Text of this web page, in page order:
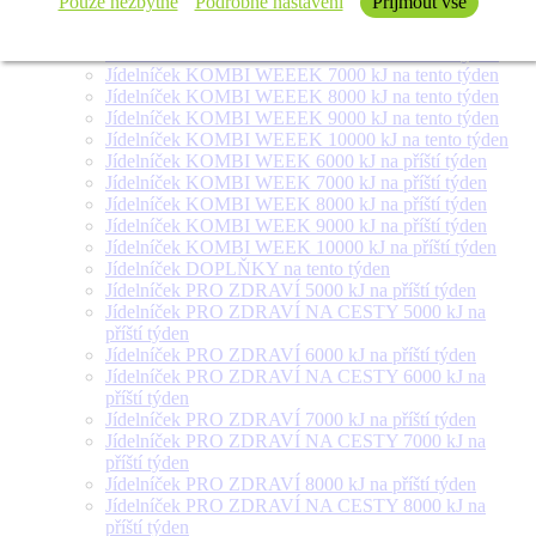
týden
Jídelníček KOMBI WEEEK 7000 kJ na tento týden
Jídelníček KOMBI WEEEK 8000 kJ na tento týden
Jídelníček KOMBI WEEEK 9000 kJ na tento týden
Jídelníček KOMBI WEEEK 10000 kJ na tento týden
Jídelníček KOMBI WEEK 6000 kJ na příští týden
Jídelníček KOMBI WEEK 7000 kJ na příští týden
Jídelníček KOMBI WEEK 8000 kJ na příští týden
Jídelníček KOMBI WEEK 9000 kJ na příští týden
Jídelníček KOMBI WEEK 10000 kJ na příští týden
Jídelníček DOPLŇKY na tento týden
Jídelníček PRO ZDRAVÍ 5000 kJ na příští týden
Jídelníček PRO ZDRAVÍ NA CESTY 5000 kJ na
příští týden
Jídelníček PRO ZDRAVÍ 6000 kJ na příští týden
Jídelníček PRO ZDRAVÍ NA CESTY 6000 kJ na
příští týden
Jídelníček PRO ZDRAVÍ 7000 kJ na příští týden
Jídelníček PRO ZDRAVÍ NA CESTY 7000 kJ na
příští týden
Jídelníček PRO ZDRAVÍ 8000 kJ na příští týden
Jídelníček PRO ZDRAVÍ NA CESTY 8000 kJ na
příští týden